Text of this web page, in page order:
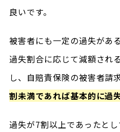
良いです。
被害者にも一定の過失があ
過失割合に応じて減額され
し、自賠責保険の被害者請
割未満であれば基本的に過
過失が7割以上であったと